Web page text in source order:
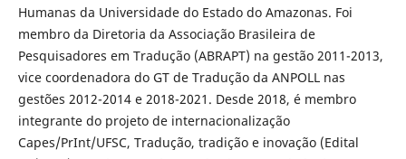
Humanas da Universidade do Estado do Amazonas. Foi
membro da Diretoria da Associação Brasileira de
Pesquisadores em Tradução (ABRAPT) na gestão 2011-2013,
vice coordenadora do GT de Tradução da ANPOLL nas
gestões 2012-2014 e 2018-2021. Desde 2018, é membro
integrante do projeto de internacionalização
Capes/PrInt/UFSC, Tradução, tradição e inovação (Edital